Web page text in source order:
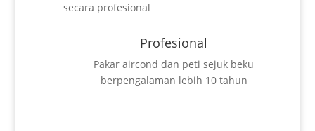
secara profesional
Profesional
Pakar aircond dan peti sejuk beku
berpengalaman lebih 10 tahun